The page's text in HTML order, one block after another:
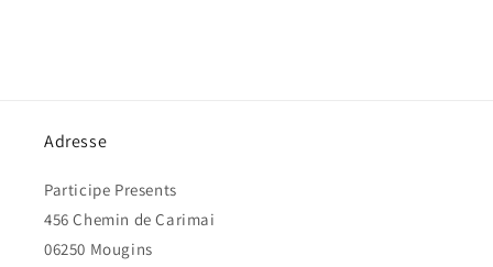
Adresse
Participe Presents
456 Chemin de Carimai
06250 Mougins